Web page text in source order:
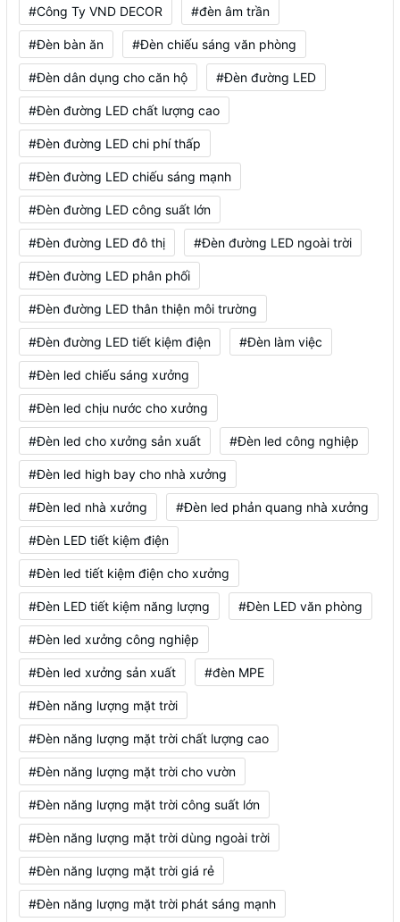
#Công Ty VND DECOR #đèn âm trần
#Đèn bàn ăn #Đèn chiếu sáng văn phòng
#Đèn dân dụng cho căn hộ #Đèn đường LED
#Đèn đường LED chất lượng cao
#Đèn đường LED chi phí thấp
#Đèn đường LED chiếu sáng mạnh
#Đèn đường LED công suất lớn
#Đèn đường LED đô thị #Đèn đường LED ngoài trời
#Đèn đường LED phân phối
#Đèn đường LED thân thiện môi trường
#Đèn đường LED tiết kiệm điện #Đèn làm việc
#Đèn led chiếu sáng xưởng
#Đèn led chịu nước cho xưởng
#Đèn led cho xưởng sản xuất #Đèn led công nghiệp
#Đèn led high bay cho nhà xưởng
#Đèn led nhà xưởng #Đèn led phản quang nhà xưởng
#Đèn LED tiết kiệm điện
#Đèn led tiết kiệm điện cho xưởng
#Đèn LED tiết kiệm năng lượng #Đèn LED văn phòng
#Đèn led xưởng công nghiệp
#Đèn led xưởng sản xuất #đèn MPE
#Đèn năng lượng mặt trời
#Đèn năng lượng mặt trời chất lượng cao
#Đèn năng lượng mặt trời cho vườn
#Đèn năng lượng mặt trời công suất lớn
#Đèn năng lượng mặt trời dùng ngoài trời
#Đèn năng lượng mặt trời giá rẻ
#Đèn năng lượng mặt trời phát sáng mạnh